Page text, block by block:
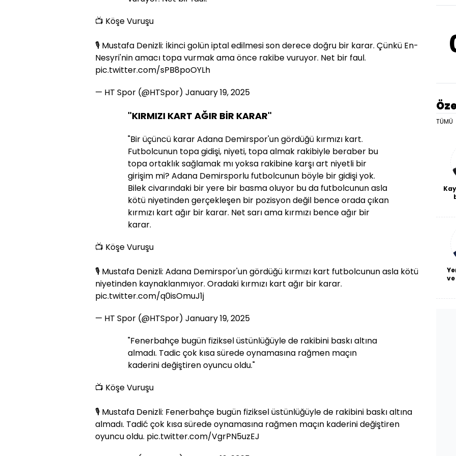
📺 Köşe Vuruşu
🎙️ Mustafa Denizli: İkinci golün iptal edilmesi son derece doğru bir karar. Çünkü En-
Nesyri'nin amacı topa vurmak ama önce rakibe vuruyor. Net bir faul.
pic.twitter.com/sPB8poOYLh
— HT Spor (@HTSpor) January 19, 2025
"KIRMIZI KART AĞIR BİR KARAR"
"Bir üçüncü karar Adana Demirspor'un gördüğü kırmızı kart.
Futbolcunun topa gidişi, niyeti, topa almak rakibiyle beraber bu
topa ortaklık sağlamak mı yoksa rakibine karşı art niyetli bir
girişim mi? Adana Demirsporlu futbolcunun böyle bir gidişi yok.
Bilek civarındaki bir yere bir basma oluyor bu da futbolcunun asla
kötü niyetinden gerçekleşen bir pozisyon değil bence orada çıkan
kırmızı kart ağır bir karar. Net sarı ama kırmızı bence ağır bir
karar.
📺 Köşe Vuruşu
🎙️ Mustafa Denizli: Adana Demirspor'un gördüğü kırmızı kart futbolcunun asla kötü
niyetinden kaynaklanmıyor. Oradaki kırmızı kart ağır bir karar.
pic.twitter.com/q0isOmuJ1j
— HT Spor (@HTSpor) January 19, 2025
"Fenerbahçe bugün fiziksel üstünlüğüyle de rakibini baskı altına
almadı. Tadic çok kısa sürede oynamasına rağmen maçın
kaderini değiştiren oyuncu oldu."
📺 Köşe Vuruşu
🎙️ Mustafa Denizli: Fenerbahçe bugün fiziksel üstünlüğüyle de rakibini baskı altına
almadı. Tadić çok kısa sürede oynamasına rağmen maçın kaderini değiştiren
oyuncu oldu. pic.twitter.com/VgrPN5uzEJ
TÜMÜ